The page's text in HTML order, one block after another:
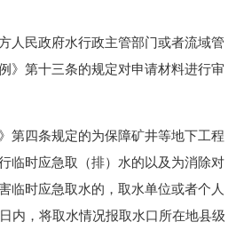
民政府水行政主管部门或者流域管
》第十三条的规定对申请材料进行审
四条规定的为保障矿井等地下工程
临时应急取（排）水的以及为消除对
临时应急取水的，取水单位或者个人
内，将取水情况报取水口所在地县级